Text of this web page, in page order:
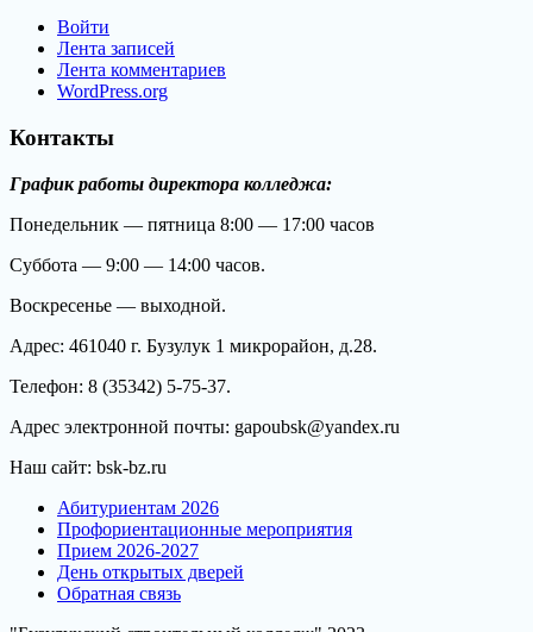
Войти
Лента записей
Лента комментариев
WordPress.org
Контакты
График работы директора колледжа:
Понедельник — пятница 8:00 — 17:00 часов
Суббота — 9:00 — 14:00 часов.
Воскресенье — выходной.
Адрес: 461040 г. Бузулук 1 микрорайон, д.28.
Телефон: 8 (35342) 5-75-37.
Адрес электронной почты: gapoubsk@yandex.ru
Наш сайт: bsk-bz.ru
Абитуриентам 2026
Профориентационные мероприятия
Прием 2026-2027
День открытых дверей
Обратная связь